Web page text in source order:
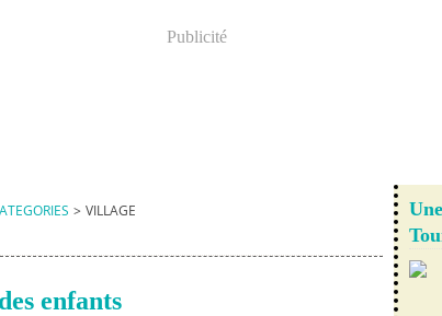
Publicité
> VILLAGE
enfants